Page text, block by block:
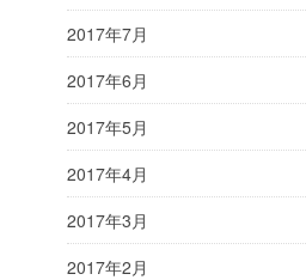
2017年7月
2017年6月
2017年5月
2017年4月
2017年3月
2017年2月